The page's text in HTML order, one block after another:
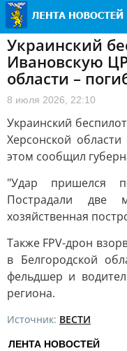
Украинский
Ивановскую
области –
8 июля 2026, 22:10
Украинский
Херсонской
этом сообщил
"Удар пришелся
Пострадали
хозяйственная
Также FPV-дрон
в Белгородской
фельдшер и
региона.
Источник: ВЕСТИ
ЛЕНТА НОВОСТЕЙ